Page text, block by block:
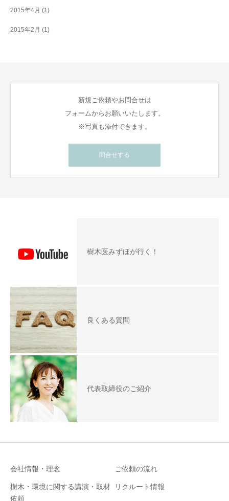
2015年4月 (1)
2015年2月 (1)
新規ご依頼やお問合せは
フォームからお願いいたします。
※写真も添付できます。
問合せする
樹木医みずほが行く！
良くある質問
代表取締役のご紹介
会社情報・理念 ご依頼の流れ
樹木・環境に関する講演・取材
依頼
リクルート情報